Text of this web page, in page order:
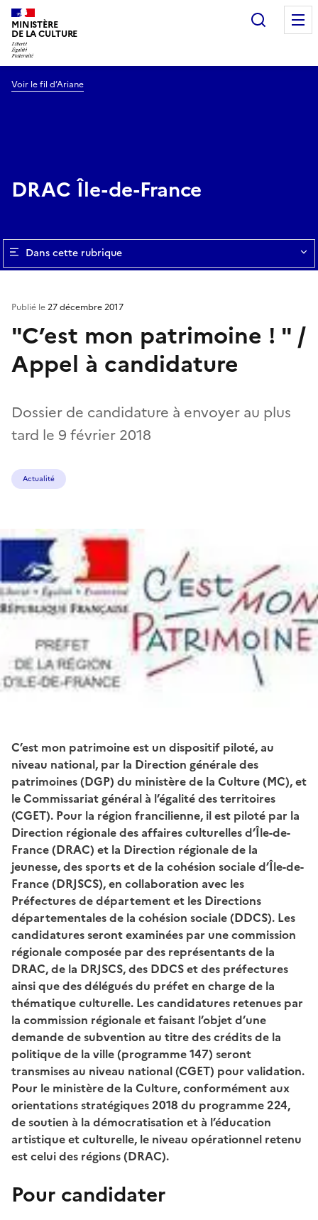
MINISTÈRE
DE LA CULTURE
Voir le fil d’Ariane
DRAC Île-de-France
Dans cette rubrique
"C’est mon patrimoine ! " /
Appel à candidature
Dossier de candidature à envoyer au plus
tard le 9 février 2018
Publié le27 décembre 2017
Actualité
C’est mon patrimoine est un dispositif piloté, au
niveau national, par la Direction générale des
patrimoines (DGP) du ministère de la Culture (MC), et
le Commissariat général à l’égalité des territoires
(CGET). Pour la région francilienne, il est piloté par la
Direction régionale des affaires culturelles d’Île-de-
France (DRAC) et la Direction régionale de la
jeunesse, des sports et de la cohésion sociale d’Île-de-
France (DRJSCS), en collaboration avec les
Préfectures de département et les Directions
départementales de la cohésion sociale (DDCS). Les
candidatures seront examinées par une commission
régionale composée par des représentants de la
DRAC, de la DRJSCS, des DDCS et des préfectures
ainsi que des délégués du préfet en charge de la
thématique culturelle. Les candidatures retenues par
la commission régionale et faisant l’objet d’une
demande de subvention au titre des crédits de la
politique de la ville (programme 147) seront
transmises au niveau national (CGET) pour validation.
Pour le ministère de la Culture, conformément aux
orientations stratégiques 2018 du programme 224,
de soutien à la démocratisation et à l’éducation
artistique et culturelle, le niveau opérationnel retenu
est celui des régions (DRAC).
Pour candidater